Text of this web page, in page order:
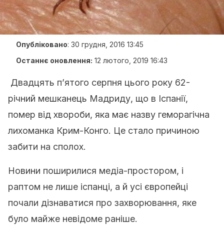
Опубліковано: 30 грудня, 2016 13:45
Останнє оновлення: 12 лютого, 2019 16:43
Двадцять п’ятого серпня цього року 62-
річний мешканець Мадриду, що в Іспанії,
помер від хвороби, яка має назву геморагічна
лихоманка Крим-Конго. Це стало причиною
забити на сполох.
Новини поширилися медіа-простором, і
раптом не лише іспанці, а й усі європейці
почали дізнаватися про захворювання, яке
було майже невідоме раніше.